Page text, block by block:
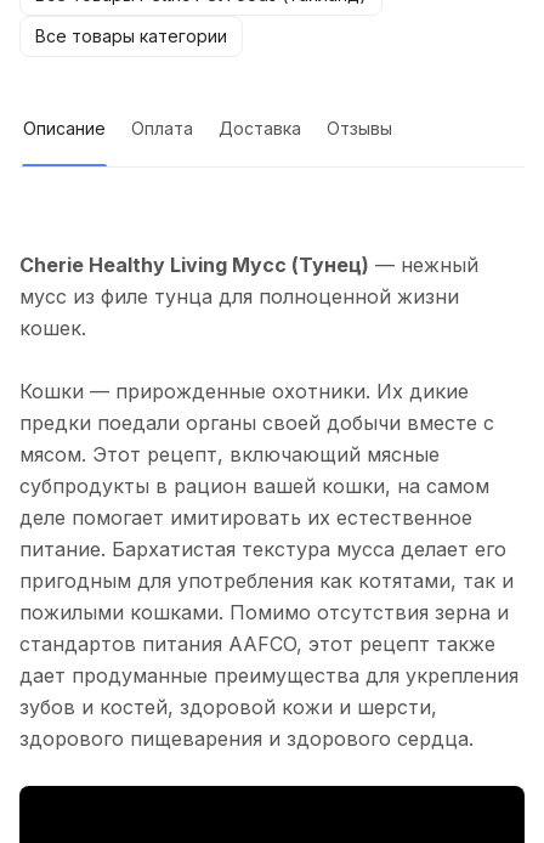
Все товары категории
Описание Оплата Доставка Отзывы
Cherie Healthy Living Мусс (Тунец) — нежный
мусс из филе тунца для полноценной жизни
кошек.
Кошки — прирожденные охотники. Их дикие
предки поедали органы своей добычи вместе с
мясом. Этот рецепт, включающий мясные
субпродукты в рацион вашей кошки, на самом
деле помогает имитировать их естественное
питание. Бархатистая текстура мусса делает его
пригодным для употребления как котятами, так и
пожилыми кошками. Помимо отсутствия зерна и
стандартов питания AAFCO, этот рецепт также
дает продуманные преимущества для укрепления
зубов и костей, здоровой кожи и шерсти,
здорового пищеварения и здорового сердца.